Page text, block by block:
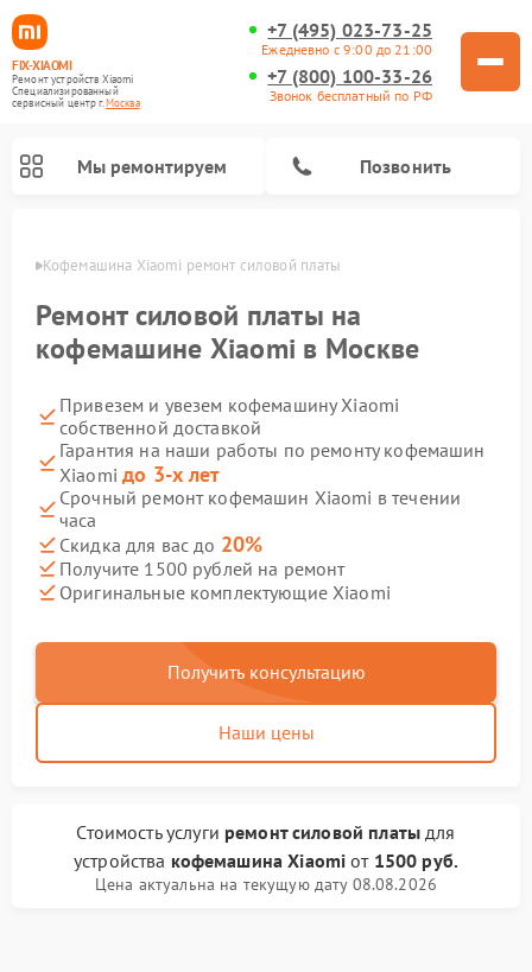
FIX-XIAOMI
Ремонт устройств Xiaomi
Специализированный
cервисный центр г.Москва
+7 (495) 023-73-25
Ежедневно с 9:00 до 21:00
+7 (800) 100-33-26
Звонок бесплатный по РФ
Мы ремонтируем Позвонить
Кофемашина Xiaomi ремонт силовой платы
Ремонт силовой платы на
кофемашине Xiaomi в Москве
Привезем и увезем кофемашину Xiaomi
собственной доставкой
Гарантия на наши работы по ремонту кофемашин
Xiaomiдо 3-х лет
Срочный ремонт кофемашин Xiaomi в течении
часа
Скидка для вас до 20%
Получите 1500 рублей на ремонт
Оригинальные комплектующие Xiaomi
Получить консультацию
Наши цены
Стоимость услуги ремонт силовой платыдля
устройства кофемашина Xiaomi от 1500 руб.
Цена актуальна на текущую дату 08.08.2026